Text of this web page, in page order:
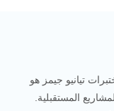
تيانيو جيمز هو
المستقبلية.